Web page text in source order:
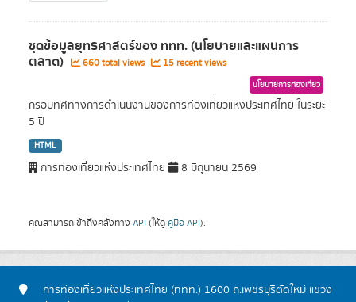
ชุดข้อมูลยุทธศาสตร์ของ ททท. (นโยบายและแผนการ
ตลาด) 660 total views 15 recent views
นโยบายการท่องเที่ยว
กรอบทิศทางการดำเนินงานของการท่องเที่ยวแห่งประเทศไทย ในระยะ
5 ปี
HTML
การท่องเที่ยวแห่งประเทศไทย 8 มิถุนายน 2569
คุณสามารถเข้าถึงคลังทาง API (ให้ดู คู่มือ API).
การท่องเที่ยวแห่งประเทศไทย (ททท.) 1600 ถ.เพชรบุรีตัดใหม่ แขวง